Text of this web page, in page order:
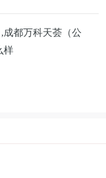
成都万科天荟（公
样